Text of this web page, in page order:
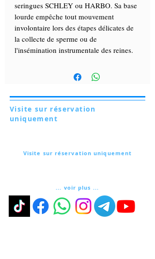
seringues SCHLEY ou HARBO. Sa base
lourde empêche tout mouvement
involontaire lors des étapes délicates de
la collecte de sperme ou de
l'insémination instrumentale des reines.
Visite sur réservation uniquement
... voir plus ...
Visite sur réservation
uniquement